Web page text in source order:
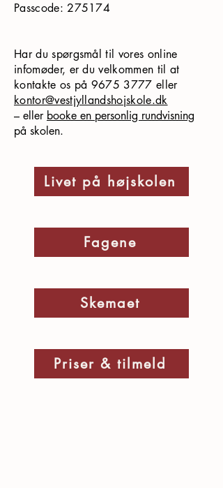
Passcode: 275174
Har du spørgsmål til vores online
infomøder, er du velkommen til at
kontakte os på 9675 3777 ​ eller
kontor@vestjyllandshojskole.dk
– eller booke en personlig rundvisning
på skolen.
Livet på højskolen
Fagene
Skemaet
Priser & tilmeld